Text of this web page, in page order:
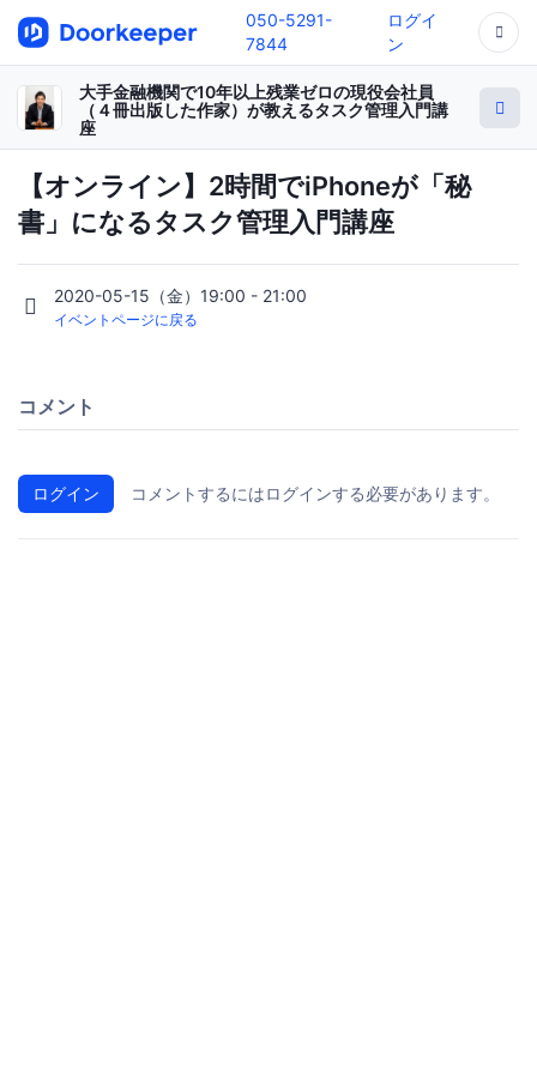
050-5291-
7844
ログイ
ン
大手金融機関で10年以上残業ゼロの現役会社員
（４冊出版した作家）が教えるタスク管理入門講
座
【オンライン】2時間でiPhoneが「秘
書」になるタスク管理入門講座
2020-05-15（金）19:00 - 21:00
イベントページに戻る
コメント
ログイン コメントするにはログインする必要があります。